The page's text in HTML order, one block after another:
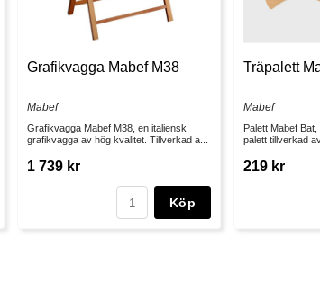
Grafikvagga Mabef M38
Mabef
Grafikvagga Mabef M38, en italiensk
grafikvagga av hög kvalitet. Tillverkad a...
1 739 kr
Köp
Träpalett
Mabef
Palett Mabef
palett tillverkad
219 kr